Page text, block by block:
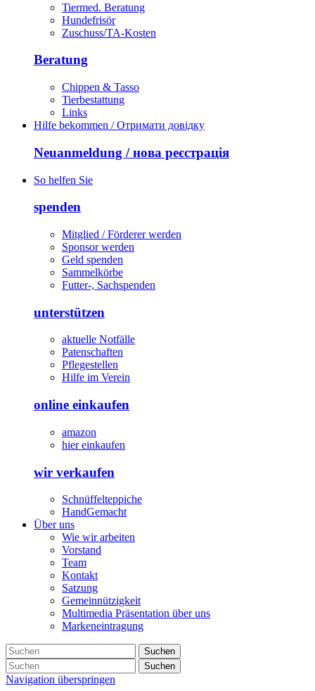
Tiermed. Beratung
Hundefrisör
Zuschuss/TA-Kosten
Beratung
Chippen & Tasso
Tierbestattung
Links
Hilfe bekommen / Отримати довідку
Neuanmeldung / нова реєстрація
So helfen Sie
spenden
Mitglied / Förderer werden
Sponsor werden
Geld spenden
Sammelkörbe
Futter-, Sachspenden
unterstützen
aktuelle Notfälle
Patenschaften
Pflegestellen
Hilfe im Verein
online einkaufen
amazon
hier einkaufen
wir verkaufen
Schnüffelteppiche
HandGemacht
Über uns
Wie wir arbeiten
Vorstand
Team
Kontakt
Satzung
Gemeinnützigkeit
Multimedia Präsentation über uns
Markeneintragung
Suchen
Suchen
Navigation überspringen